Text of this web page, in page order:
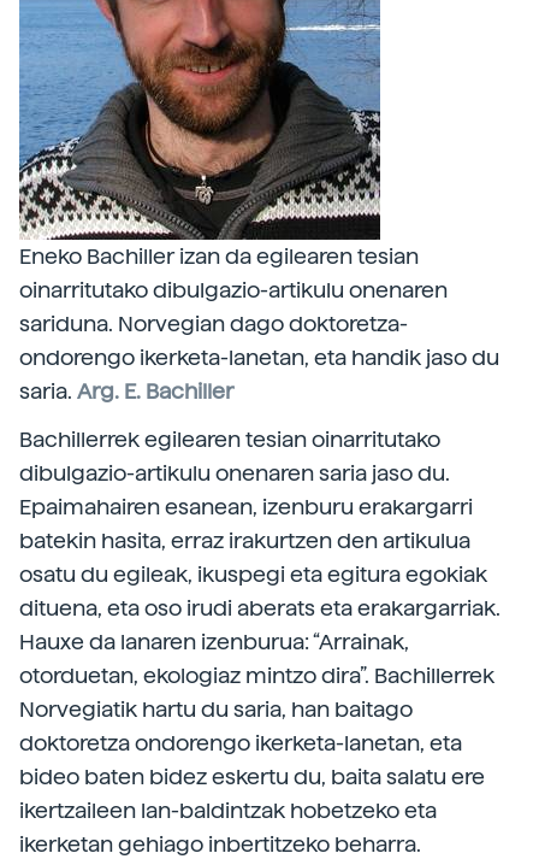
Eneko Bachiller izan da egilearen tesian
oinarritutako dibulgazio-artikulu onenaren
sariduna. Norvegian dago doktoretza-
ondorengo ikerketa-lanetan, eta handik jaso du
saria. Arg. E. Bachiller
Bachillerrek egilearen tesian oinarritutako
dibulgazio-artikulu onenaren saria jaso du.
Epaimahairen esanean, izenburu erakargarri
batekin hasita, erraz irakurtzen den artikulua
osatu du egileak, ikuspegi eta egitura egokiak
dituena, eta oso irudi aberats eta erakargarriak.
Hauxe da lanaren izenburua: “Arrainak,
otorduetan, ekologiaz mintzo dira”. Bachillerrek
Norvegiatik hartu du saria, han baitago
doktoretza ondorengo ikerketa-lanetan, eta
bideo baten bidez eskertu du, baita salatu ere
ikertzaileen lan-baldintzak hobetzeko eta
ikerketan gehiago inbertitzeko beharra.